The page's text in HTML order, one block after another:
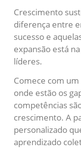
Crescimento
diferença entre
sucesso e
expansão está
líderes.
Comece com
onde estão os
competências
crescimento. A
personalizado
aprendizado